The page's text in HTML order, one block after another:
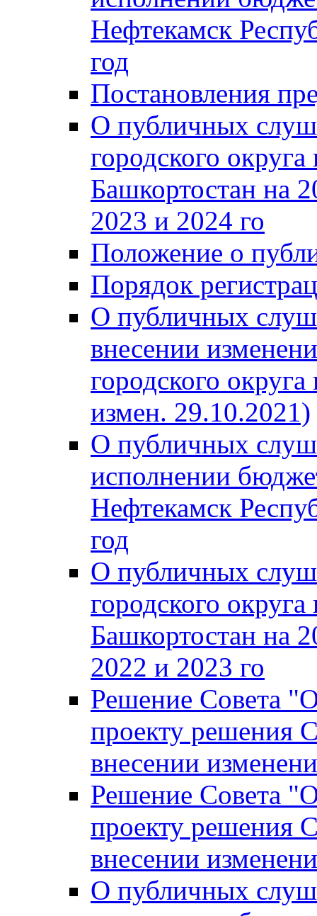
Нефтекамск
год
Постановления
О публичных
городского
Башкортостан на
2023 и 2024 го
Положение о
Порядок
О публичных
внесении
городского
измен. 29.10.2021)
О публичных
исполнении
Нефтекамск
год
О публичных
городского
Башкортостан на
2022 и 2023 го
Решение Совета
проекту решения
внесении
Решение Совета
проекту решения
внесении
О публичных